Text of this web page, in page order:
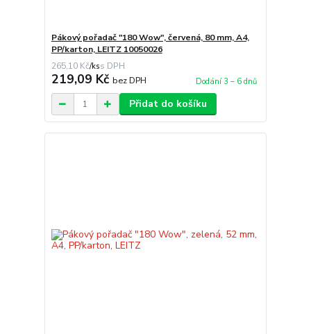
Pákový pořadač "180 Wow", červená, 80 mm, A4,
PP/karton, LEITZ 10050026
265,10 Kč/ks
219,09 Kč bez DPH Dodání 3 – 6 dnů
Přidat do košíku